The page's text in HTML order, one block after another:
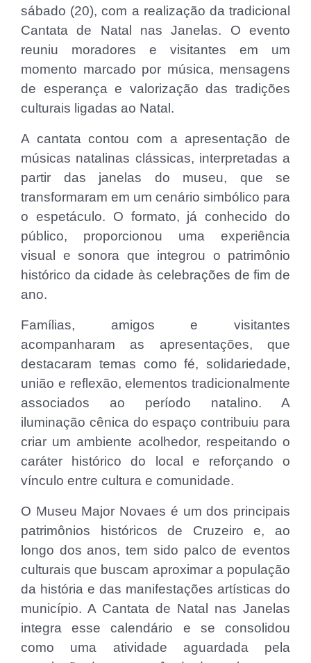
sábado (20), com a realização da tradicional
Cantata de Natal nas Janelas. O evento
reuniu moradores e visitantes em um
momento marcado por música, mensagens
de esperança e valorização das tradições
culturais ligadas ao Natal.
A cantata contou com a apresentação de
músicas natalinas clássicas, interpretadas a
partir das janelas do museu, que se
transformaram em um cenário simbólico para
o espetáculo. O formato, já conhecido do
público, proporcionou uma experiência
visual e sonora que integrou o patrimônio
histórico da cidade às celebrações de fim de
ano.
Famílias, amigos e visitantes
acompanharam as apresentações, que
destacaram temas como fé, solidariedade,
união e reflexão, elementos tradicionalmente
associados ao período natalino. A
iluminação cênica do espaço contribuiu para
criar um ambiente acolhedor, respeitando o
caráter histórico do local e reforçando o
vínculo entre cultura e comunidade.
O Museu Major Novaes é um dos principais
patrimônios históricos de Cruzeiro e, ao
longo dos anos, tem sido palco de eventos
culturais que buscam aproximar a população
da história e das manifestações artísticas do
município. A Cantata de Natal nas Janelas
integra esse calendário e se consolidou
como uma atividade aguardada pela